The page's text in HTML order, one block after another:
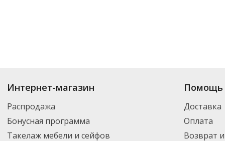
Купить
. В ассортименте интернет-
нужный товар и добавить его в корзину для дальнейшего
транспортной компанией DPD. Для постоянных клиентов - скидка,
Интернет-магазин
Распродажа
Бонусная программа
Такелаж мебели и сейфов
Помощь
Доставка
Оплата
Возврат